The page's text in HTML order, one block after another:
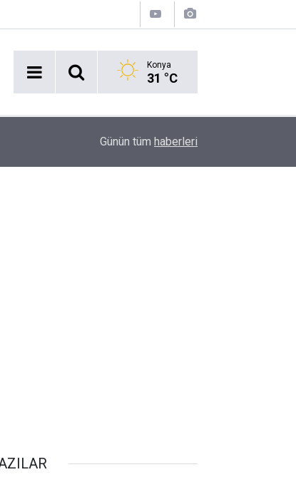
Konya
31 °C
Rüzgârın Efendileri Karapınar’da Buluştu:
Günün tüm haberleri